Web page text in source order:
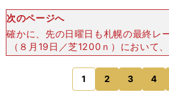
次のページへ
確かに、先の日曜日も札幌の最終レ
（８月19日／芝1200ｎ）において
は１番人気のマイネルパッセに騎乗
た。さらに、今回のレースにも出走
ロ（牝４歳）
1 2 3 4
のページへ